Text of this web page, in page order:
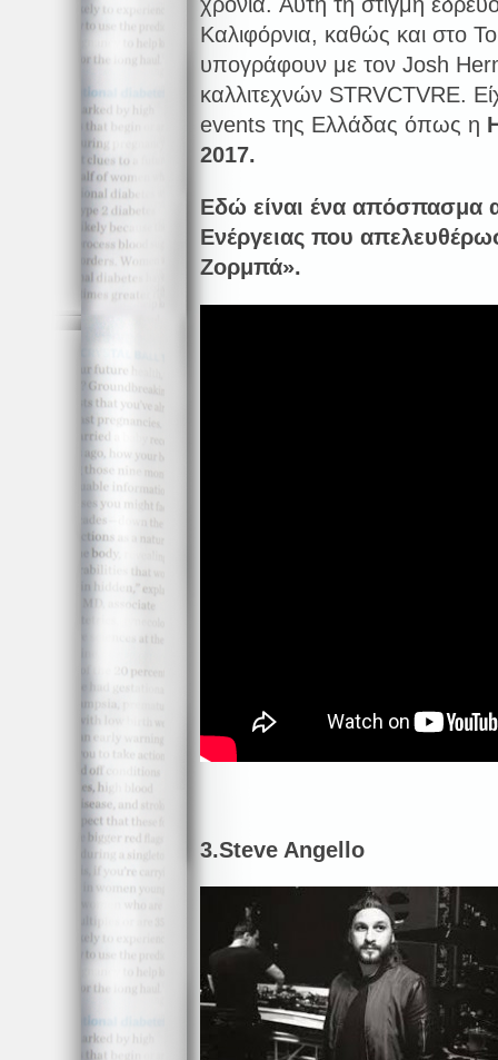
Καλιφόρνια, καθώς και στο
υπογράφουν με τον Josh
καλλιτεχνών STRVCTVRE.
events της Ελλάδας όπως η
2017.
Εδώ είναι ένα απόσπασμα
Ενέργειας που
Ζορμπά».
3.Steve Angello